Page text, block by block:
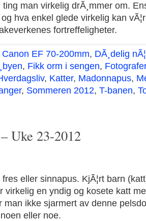
man virkelig drÃ¸mmer om.
hva enkel glede virkelig kan
fortreffeligheter.
Canon EF 70-200mm, DÃ¸delig
, Fikk orm i sengen,
, Katter, Madonnapus,
, Sommeren 2012, T-banen,
Uke 23-2012
fres eller sinnapus. KjÃ¦rt barn
virkelig en yndig og kosete katt
man ikke sjarmert av denne
eller noe.